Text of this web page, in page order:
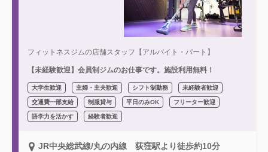
フィットネスジムの店舗スタッフ【アルバイト・パート】
【未経験歓迎】会員制ジムのお仕事です。施設利用無料！
大学生歓迎 主婦・主夫歓迎 シフト制勤務 未経験者歓迎
交通費一部支給 制服貸与 平日のみOK フリーター歓迎
語学力を活かす 経験者歓迎
JR中央総武線/丸の内線 荻窪駅より徒歩約10分